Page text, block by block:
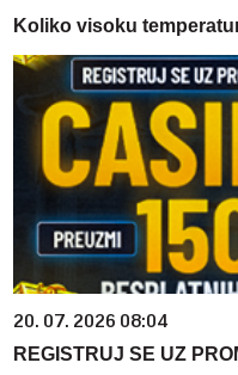
Koliko visoku
20. 07. 2026 08:04
REGISTRUJ SE UZ